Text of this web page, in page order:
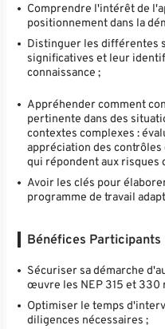
Comprendre l'intérêt de
positionnement dans la
Distinguer les différentes
significatives et leur
connaissance ;
Appréhender comment
pertinente dans des
contextes complexes :
appréciation des
qui répondent aux risques
Avoir les clés pour
programme de travail
Bénéfices Participants
Sécuriser sa démarche
œuvre les NEP 315 et 330
Optimiser le temps
diligences nécessaires ;